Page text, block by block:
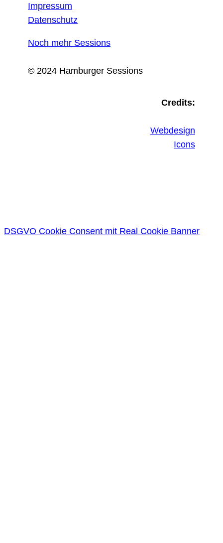
Impressum
Datenschutz
Noch mehr Sessions
© 2024 Hamburger Sessions
Credits:
Webdesign
Icons
DSGVO Cookie Consent mit Real Cookie Banner